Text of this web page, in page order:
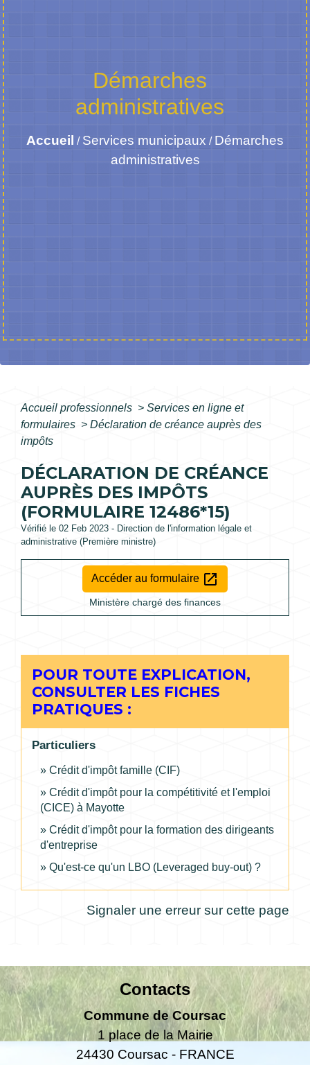
Démarches
administratives
Accueil / Services municipaux / Démarches
administratives
Accueil professionnels > Services en ligne et
formulaires > Déclaration de créance auprès des
impôts
DÉCLARATION DE CRÉANCE
AUPRÈS DES IMPÔTS
(FORMULAIRE 12486*15)
Vérifié le 02 Feb 2023 - Direction de l'information légale et
administrative (Première ministre)
Accéder au formulaire open_in_new
Ministère chargé des finances
POUR TOUTE EXPLICATION,
CONSULTER LES FICHES
PRATIQUES :
Particuliers
Crédit d'impôt famille (CIF)
Crédit d'impôt pour la compétitivité et l'emploi
(CICE) à Mayotte
Crédit d'impôt pour la formation des dirigeants
d'entreprise
Qu'est-ce qu'un LBO (Leveraged buy-out) ?
Signaler une erreur sur cette page
Contacts
Commune de Coursac
1 place de la Mairie
24430 Coursac - FRANCE